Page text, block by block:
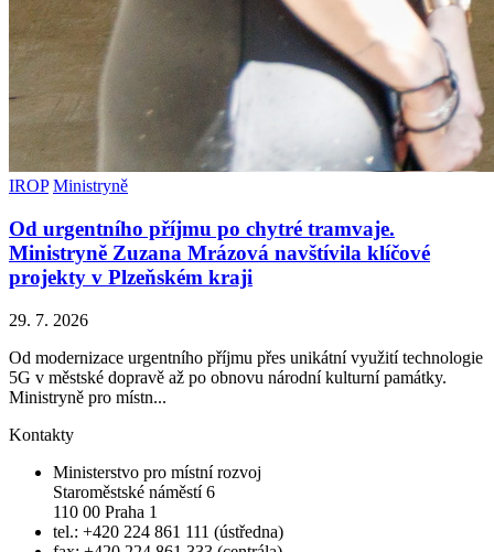
IROP Ministryně
Od urgentního příjmu po chytré tramvaje.
Ministryně Zuzana Mrázová navštívila klíčové
projekty v Plzeňském kraji
29. 7. 2026
Od modernizace urgentního příjmu přes unikátní využití technologie
5G v městské dopravě až po obnovu národní kulturní památky.
Ministryně pro místn...
Kontakty
Ministerstvo pro místní rozvoj
Staroměstské náměstí 6
110 00 Praha 1
tel.: +420 224 861 111 (ústředna)